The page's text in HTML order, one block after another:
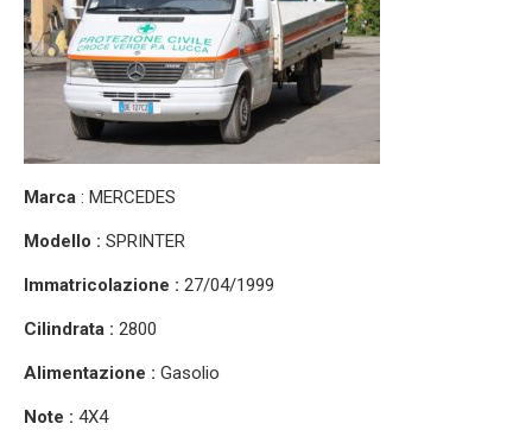
Marca : MERCEDES
Modello : SPRINTER
Immatricolazione : 27/04/1999
Cilindrata : 2800
Alimentazione : Gasolio
Note : 4X4